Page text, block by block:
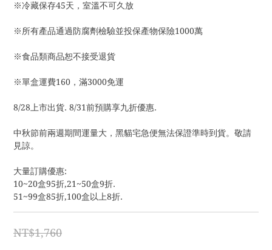
※冷藏保存45天，室溫不可久放
※所有產品通過防腐劑檢驗並投保產物保險1000萬
※食品類商品恕不接受退貨
※單盒運費160，滿3000免運
8/28上市出貨. 8/31前預購享九折優惠.
中秋節前兩週期間運量大，黑貓宅急便無法保證準時到貨。敬請
見諒。
大量訂購優惠:
10~20盒95折,21~50盒9折.
51~99盒85折,100盒以上8折.
NT$1,760